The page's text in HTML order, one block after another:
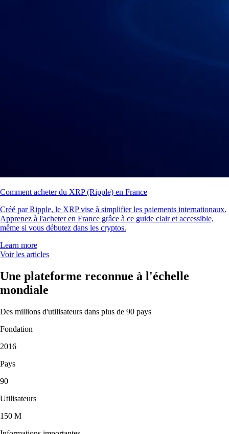
Comment acheter du XRP (Ripple) en France
Créé par Ripple, le XRP vise à simplifier les paiements internationaux.
Apprenez à l'acheter en France grâce à ce guide clair et accessible,
même si vous débutez dans les cryptos.
Learn more
Voir les articles
Une plateforme reconnue à l'échelle
mondiale
Des millions d'utilisateurs dans plus de 90 pays
Fondation
2016
Pays
90
Utilisateurs
150 M